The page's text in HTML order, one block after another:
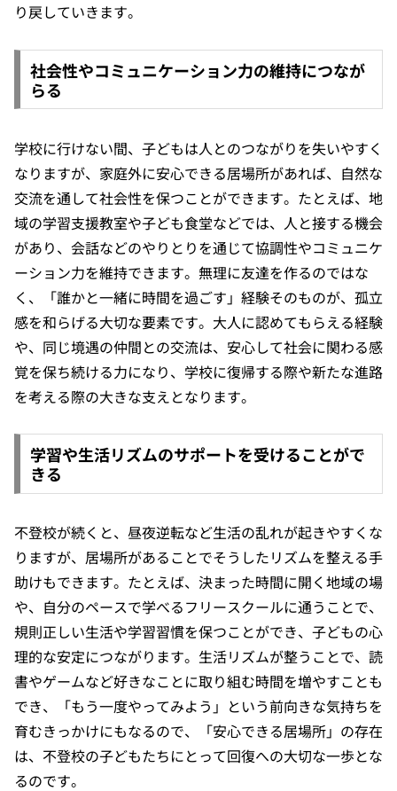
り戻していきます。
社会性やコミュニケーション力の維持につなが
らる
学校に行けない間、子どもは人とのつながりを失いやすく
なりますが、家庭外に安心できる居場所があれば、自然な
交流を通して社会性を保つことができます。たとえば、地
域の学習支援教室や子ども食堂などでは、人と接する機会
があり、会話などのやりとりを通じて協調性やコミュニケ
ーション力を維持できます。無理に友達を作るのではな
く、「誰かと一緒に時間を過ごす」経験そのものが、孤立
感を和らげる大切な要素です。大人に認めてもらえる経験
や、同じ境遇の仲間との交流は、安心して社会に関わる感
覚を保ち続ける力になり、学校に復帰する際や新たな進路
を考える際の大きな支えとなります。
学習や生活リズムのサポートを受けることがで
きる
不登校が続くと、昼夜逆転など生活の乱れが起きやすくな
りますが、居場所があることでそうしたリズムを整える手
助けもできます。たとえば、決まった時間に開く地域の場
や、自分のペースで学べるフリースクールに通うことで、
規則正しい生活や学習習慣を保つことができ、子どもの心
理的な安定につながります。生活リズムが整うことで、読
書やゲームなど好きなことに取り組む時間を増やすことも
でき、「もう一度やってみよう」という前向きな気持ちを
育むきっかけにもなるので、「安心できる居場所」の存在
は、不登校の子どもたちにとって回復への大切な一歩とな
るのです。